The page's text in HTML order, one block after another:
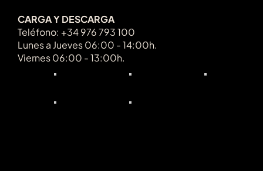
CARGA Y DESCARGA
Teléfono: +34 976 793 100
Lunes a Jueves 06:00 - 14:00h.
Viernes 06:00 - 13:00h.